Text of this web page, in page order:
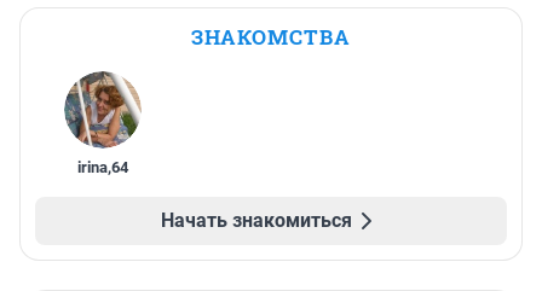
ЗНАКОМСТВА
irina,64
Начать знакомиться